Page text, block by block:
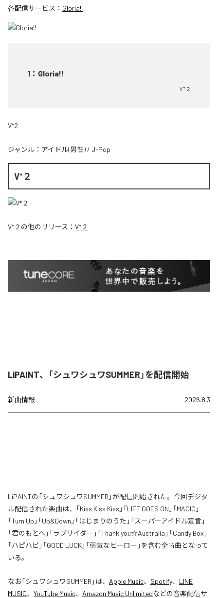
各配信サービス： Gloria!!
1 ： Gloria!!
V*２
V*2
ジャンル： アイドル(男性) / J-Pop
V*２
V*２ の他のリリース： V*２
LiPAINT、「シュワシュワSUMMER」を配信開始
新曲情報 2026.8.3
LiPAINTの「シュワシュワSUMMER」が配信開始された。今回デジタ
ル配信された楽曲は、「Kiss Kiss Kiss」「LIFE GOES ON」「MAGIC」
「Turn Up」「Up&Down」「はじまりのうた」「スーパーアイドル宣言」
「君のもとへ」「ラブサイダー」「Thank you☆Australia」「Candy Box」
「ハピハピ」「GOOD LUCK」「弱気なヒーロー」を含む全14曲となって
いる。
なお「シュワシュワSUMMER 」は、 Apple Music、 Spotify、 LINE
MUSIC、 YouTube Music、 Amazon Music Unlimitedなどの音楽配信サ